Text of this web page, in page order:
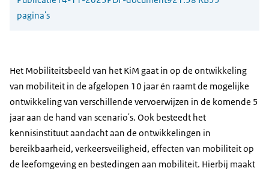
pagina's
Het Mobiliteitsbeeld van het KiM gaat in op de ontwikkeling
van mobiliteit in de afgelopen 10 jaar én raamt de mogelijke
ontwikkeling van verschillende vervoerwijzen in de komende 5
jaar aan de hand van scenario's. Ook besteedt het
kennisinstituut aandacht aan de ontwikkelingen in
bereikbaarheid, verkeersveiligheid, effecten van mobiliteit op
de leefomgeving en bestedingen aan mobiliteit. Hierbij maakt